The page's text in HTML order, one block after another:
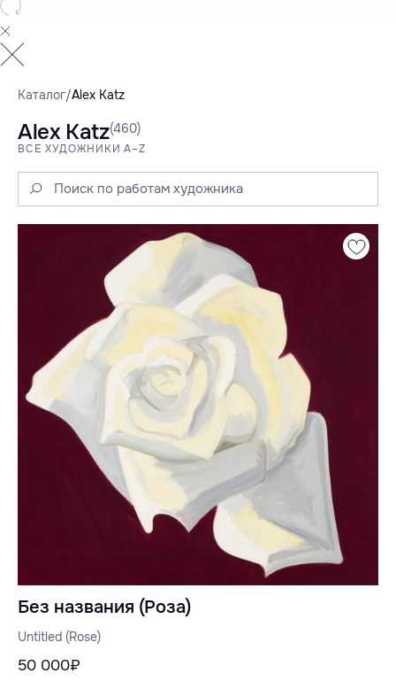
Каталог/Alex Katz
Alex Katz(460)
ВСЕ ХУДОЖНИКИ A–Z
Без названия (Роза)
Untitled (Rose)
50 000₽